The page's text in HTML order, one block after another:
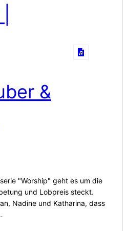
&
"Worship" geht es um die
und Lobpreis steckt.
Nadine und Katharina, dass